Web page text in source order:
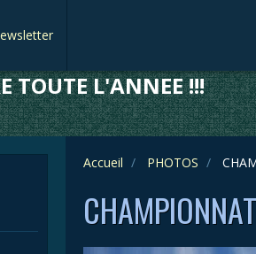
TOUTE L'ANNEE !!!
Accueil PHOTOS